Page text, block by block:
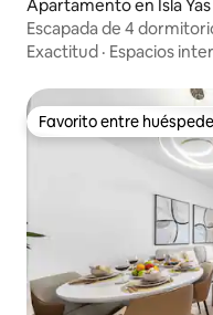
Apartamento en Isla Yas
Escapada de 4
comercial y del circuito
Exactitud · Espacios
Favorito entre
Favorito entre